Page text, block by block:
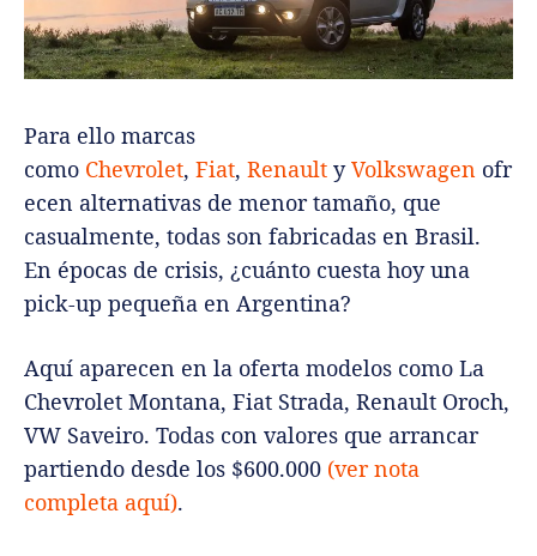
Para ello marcas
como Chevrolet, Fiat, Renault yVolkswagen ofr
ecen alternativas de menor tamaño, que
casualmente, todas son fabricadas en Brasil.
En épocas de crisis, ¿cuánto cuesta hoy una
pick-up pequeña en Argentina?
Aquí aparecen en la oferta modelos como La
Chevrolet Montana, Fiat Strada, Renault Oroch,
VW Saveiro. Todas con valores que arrancar
partiendo desde los $600.000 (ver nota
completa aquí).